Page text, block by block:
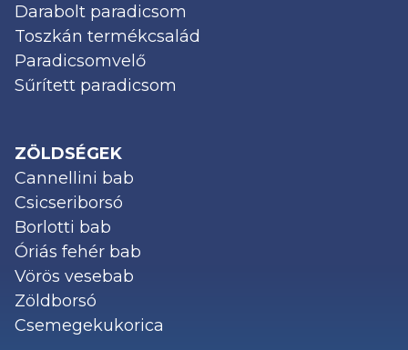
Darabolt paradicsom
Toszkán termékcsalád
Paradicsomvelő
Sűrített paradicsom
ZÖLDSÉGEK
Cannellini bab
Csicseriborsó
Borlotti bab
Óriás fehér bab
Vörös vesebab
Zöldborsó
Csemegekukorica